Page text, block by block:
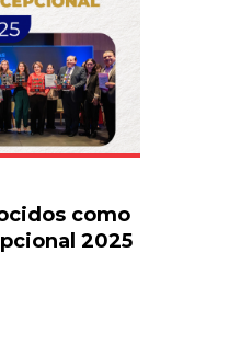
como
2025